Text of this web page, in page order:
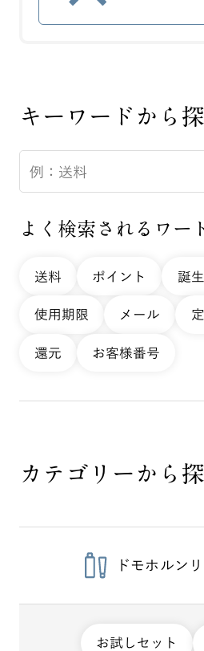
キーワードから
よく検索されるワー
送料 ポイント 誕
使用期限 メール
還元 お客様番号
カテゴリーから
ドモホルン
お試しセット